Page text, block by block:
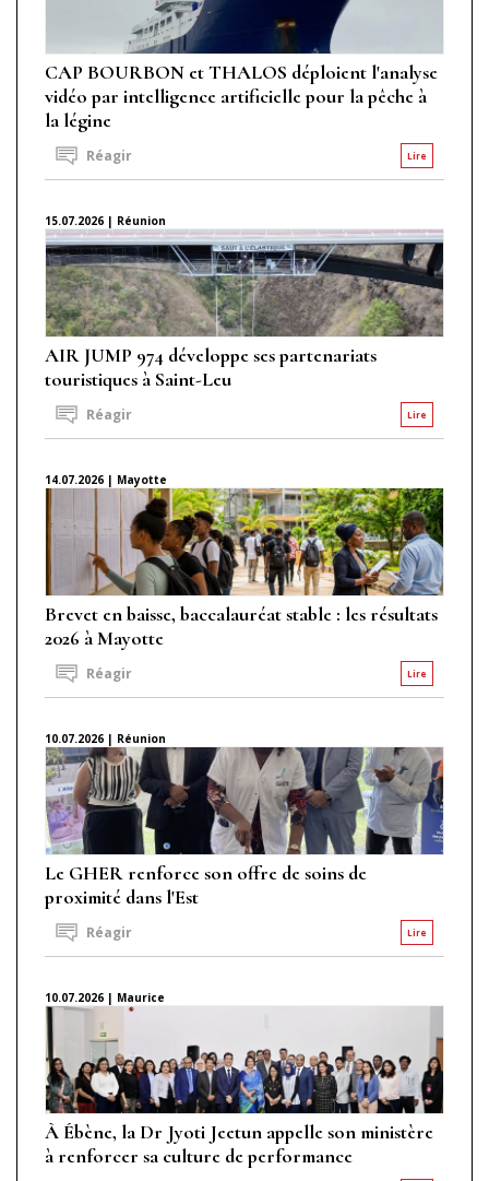
CAP BOURBON et THALOS déploient l'analyse
vidéo par intelligence artificielle pour la pêche à
la légine
Lire
Réagir
15.07.2026 | Réunion
AIR JUMP 974 développe ses partenariats
touristiques à Saint-Leu
Lire
Réagir
14.07.2026 | Mayotte
Brevet en baisse, baccalauréat stable : les résultats
2026 à Mayotte
Lire
Réagir
10.07.2026 | Réunion
Le GHER renforce son offre de soins de
proximité dans l'Est
Lire
Réagir
10.07.2026 | Maurice
À Ébène, la Dr Jyoti Jeetun appelle son ministère
à renforcer sa culture de performance